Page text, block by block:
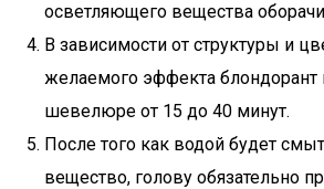
осветляющего вещества
В зависимости от структуры и
желаемого эффекта
шевелюре от 15 до 40 минут.
После того как водой будет
вещество, голову обязательно